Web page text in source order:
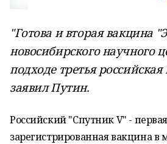
"Готова и вторая вакцина
новосибирского научного
подходе третья
заявил Путин.
Российский "Спутник V" - первая
зарегистрированная вакцина в